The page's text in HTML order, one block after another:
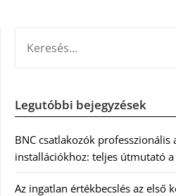
Legutóbbi bejegyzések
BNC csatlakozók professzionális
installációkhoz: teljes útmutató a
Az ingatlan értékbecslés az első